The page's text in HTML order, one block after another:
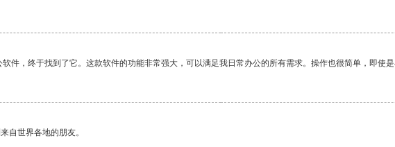
件，终于找到了它。这款软件的功能非常强大，可以满足我日常办公的所有需求。操作也很简单，即使是
自世界各地的朋友。